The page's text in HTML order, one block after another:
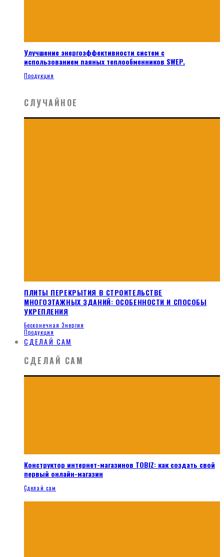
Улучшение энергоэффективности систем с
использованием паяных теплообменников SWEP.
Продукция
СЛУЧАЙНОЕ
ПЛИТЫ ПЕРЕКРЫТИЯ В СТРОИТЕЛЬСТВЕ
МНОГОЭТАЖНЫХ ЗДАНИЙ: ОСОБЕННОСТИ И СПОСОБЫ
УКРЕПЛЕНИЯ
Бесконечная Энергия
Продукция
СДЕЛАЙ САМ
СДЕЛАЙ САМ
Конструктор интернет-магазинов TOBIZ: как создать свой
первый онлайн-магазин
Сделай сам